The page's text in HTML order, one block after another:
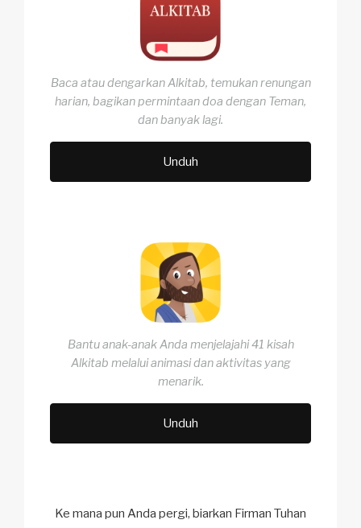
Baca atau dengarkan Alkitab, temukan renungan
harian, bagikan permintaan doa dengan Teman,
dan banyak lagi.
Unduh
Bantu anak-anak Anda menjelajahi 41 kisah
Alkitab melalui animasi dan aktivitas yang
menarik.
Unduh
Ke mana pun Anda pergi, biarkan Firman Tuhan